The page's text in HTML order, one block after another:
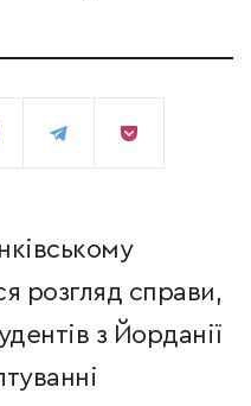
розгляд справи,
з Йорданії